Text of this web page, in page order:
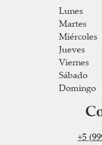
+5
Lunes
Martes
Miércoles
Jueves
Viernes
Sábado
Domingo